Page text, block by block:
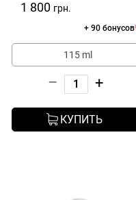
1 800 грн.
+ 90 бонусов
115 ml
– +
КУПИТЬ